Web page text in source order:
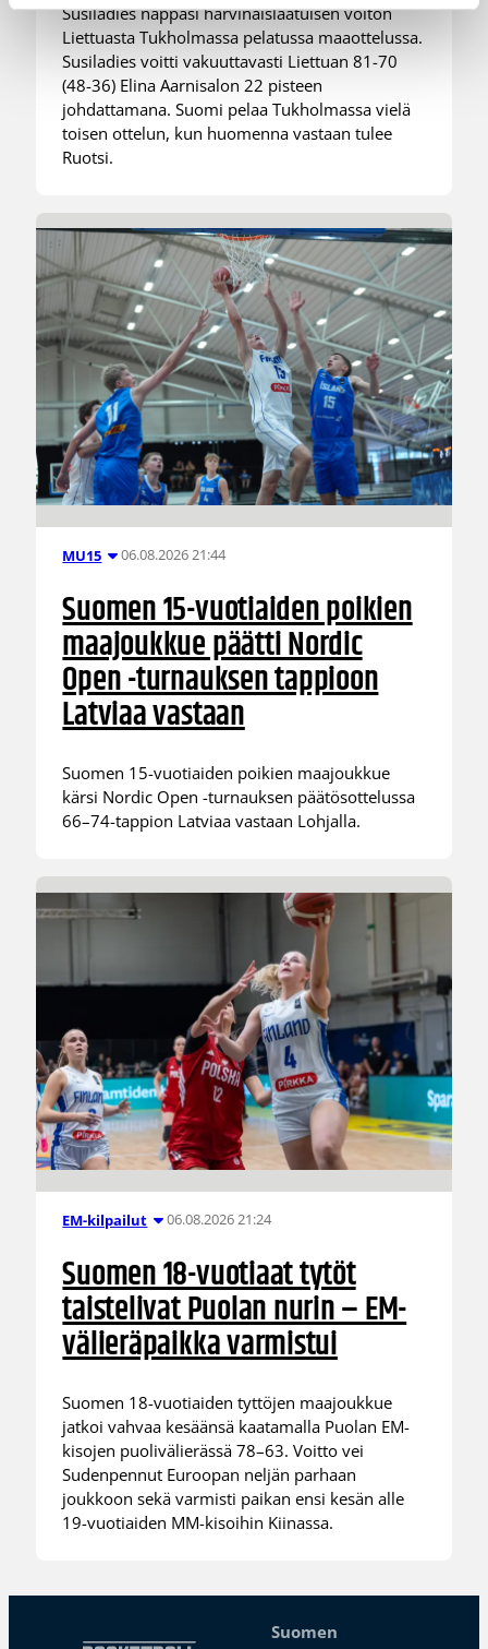
Susiladies nappasi harvinaislaatuisen voiton
Liettuasta Tukholmassa pelatussa maaottelussa.
Susiladies voitti vakuuttavasti Liettuan 81-70
(48-36) Elina Aarnisalon 22 pisteen
johdattamana. Suomi pelaa Tukholmassa vielä
toisen ottelun, kun huomenna vastaan tulee
Ruotsi.
MU15 06.08.2026 21:44
Suomen 15-vuotiaiden poikien
maajoukkue päätti Nordic
Open -turnauksen tappioon
Latviaa vastaan
Suomen 15-vuotiaiden poikien maajoukkue
kärsi Nordic Open -turnauksen päätösottelussa
66–74-tappion Latviaa vastaan Lohjalla.
EM-kilpailut 06.08.2026 21:24
Suomen 18-vuotiaat tytöt
taistelivat Puolan nurin – EM-
välieräpaikka varmistui
Suomen 18-vuotiaiden tyttöjen maajoukkue
jatkoi vahvaa kesäänsä kaatamalla Puolan EM-
kisojen puolivälierässä 78–63. Voitto vei
Sudenpennut Euroopan neljän parhaan
joukkoon sekä varmisti paikan ensi kesän alle
19-vuotiaiden MM-kisoihin Kiinassa.
Suomen